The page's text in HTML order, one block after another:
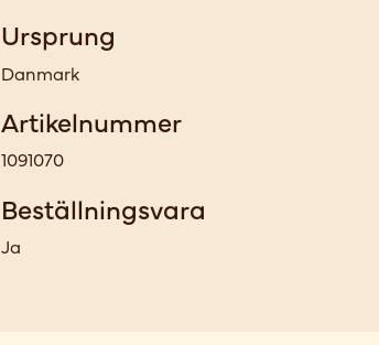
Ursprung
Danmark
Artikelnummer
1091070
Beställningsvara
Ja